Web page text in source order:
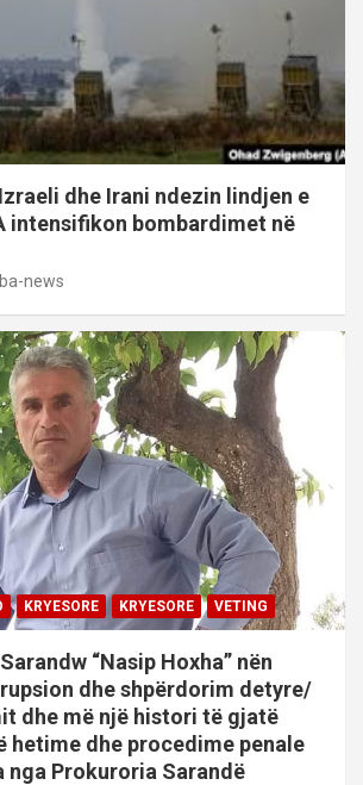
dhe Irani ndezin lindjen e
intensifikon bombardimet në
news
KRYESORE KRYESORE VETING
“Nasip Hoxha” nën
dhe shpërdorim detyre/
dhe më një histori të gjatë
hetime dhe procedime penale
nga Prokuroria Sarandë